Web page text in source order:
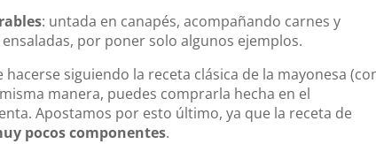
: untada en canapés, acompañando carnes y
por poner solo algunos ejemplos.
siguiendo la receta clásica de la mayonesa
manera, puedes comprarla hecha en el
Apostamos por esto último, ya que la receta de
pocos componentes.